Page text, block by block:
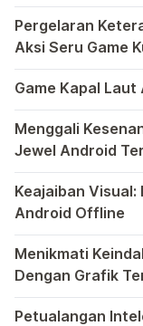
Anda
Bermain game di
Pergelaran
Aksi Seru Game
Dunia game
Game Kapal
Di dunia game
Menggali
Jewel Android
Dalam hiruk-pikuk
Keajaiban
Android Offline
Ponsel pintar
Menikmati
Dengan Grafik
Semakin
Petualangan